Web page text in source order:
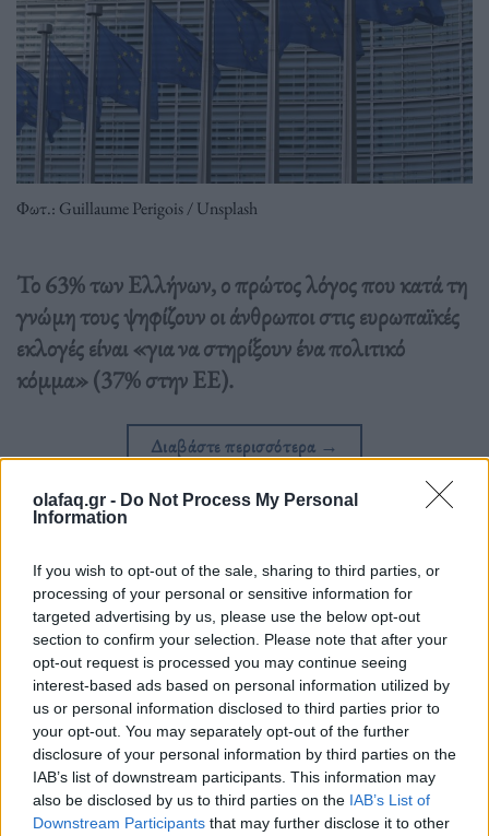
olafaq.gr - Do Not Process My Personal
Information
If you wish to opt-out of the sale, sharing to third parties, or
processing of your personal or sensitive information for
targeted advertising by us, please use the below opt-out
section to confirm your selection. Please note that after your
opt-out request is processed you may continue seeing
interest-based ads based on personal information utilized by
us or personal information disclosed to third parties prior to
your opt-out. You may separately opt-out of the further
disclosure of your personal information by third parties on the
IAB’s list of downstream participants. This information may
also be disclosed by us to third parties on the IAB’s List of
Downstream Participants that may further disclose it to other
Φωτ.: Guillaume Perigois / Unsplash
Το 63% των Ελλήνων, ο πρώτος λόγος που κατά τη
γνώμη τους ψηφίζουν οι άνθρωποι στις ευρωπαϊκές
εκλογές είναι «για να στηρίξουν ένα πολιτικό
κόμμα» (37% στην ΕΕ).
Διαβάστε περισσότερα →
Δημοσιεύθηκε σε Tagged Δημοσκόπηση Ευρωβαρόμετρο
ευρωεκλογές,Ευρωπαϊκή Ένωση, Ευρωπαϊκό Κοινοβούλιο
Δείτε επίσης